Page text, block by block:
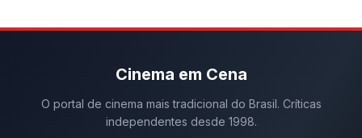
Cinema em Cena
O portal de cinema mais tradicional do Brasil. Críticas
independentes desde 1998.